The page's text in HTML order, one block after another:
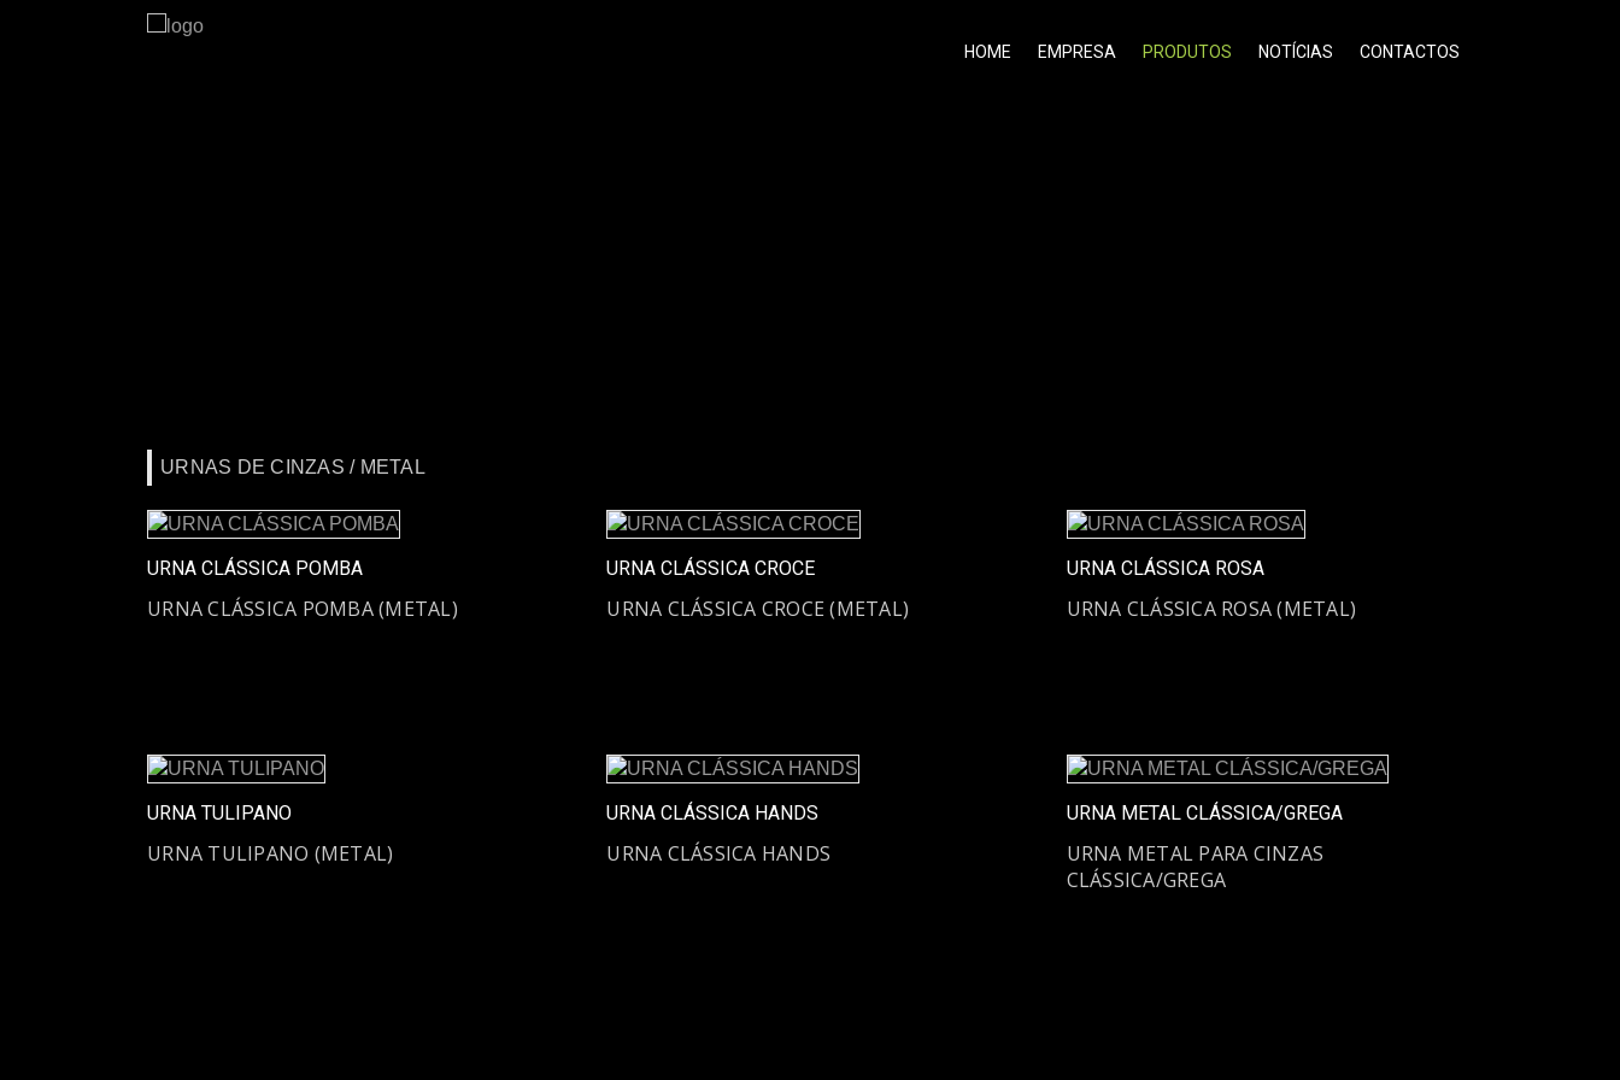
HOME EMPRESA PRODUTOS NOTÍCIAS CONTACTOS
URNAS DE CINZAS / METAL
URNA CLÁSSICA POMBA
URNA CLÁSSICA POMBA (METAL)
URNA CLÁSSICA CROCE
URNA CLÁSSICA CROCE (METAL)
URNA CLÁSSICA ROSA
URNA CLÁSSICA ROSA (METAL)
URNA TULIPANO
URNA TULIPANO (METAL)
URNA CLÁSSICA HANDS
URNA CLÁSSICA HANDS
URNA METAL CLÁSSICA/GREGA
URNA METAL PARA CINZAS
CLÁSSICA/GREGA